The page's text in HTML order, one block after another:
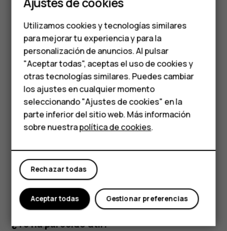
Teléfonos para
personas mayores
Accesorios
HMD Terra M
Para empresas
Tabletas
Tienda
Mi cuenta
automática una vez que el móvil está conectado a
Apagar el móvil
Para apagar su móvil, presione la tecla de encendido y la
tecla de subir el volumen al mismo tiempo y seleccione
Apagado.
Consejo:Si desea apagar el teléfono manteniendo
presionada la tecla de encendido, toqueAjustes
Sistema>Gestos>Mantener presionado el botón
para asistente.
¿Te ha parecido útil?
Utilizamos cookies y tecnologías similares
para mejorar tu experiencia y para la
personalización de anuncios. Al pulsar
"Aceptar todas", aceptas el uso de cookies y
otras tecnologías similares. Puedes cambiar
los ajustes en cualquier momento
seleccionando "Ajustes de cookies" en la
parte inferior del sitio web. Más información
sobre nuestrapolítica de cookies.
Rechazar todas
Gestionar preferencias
Aceptar todas